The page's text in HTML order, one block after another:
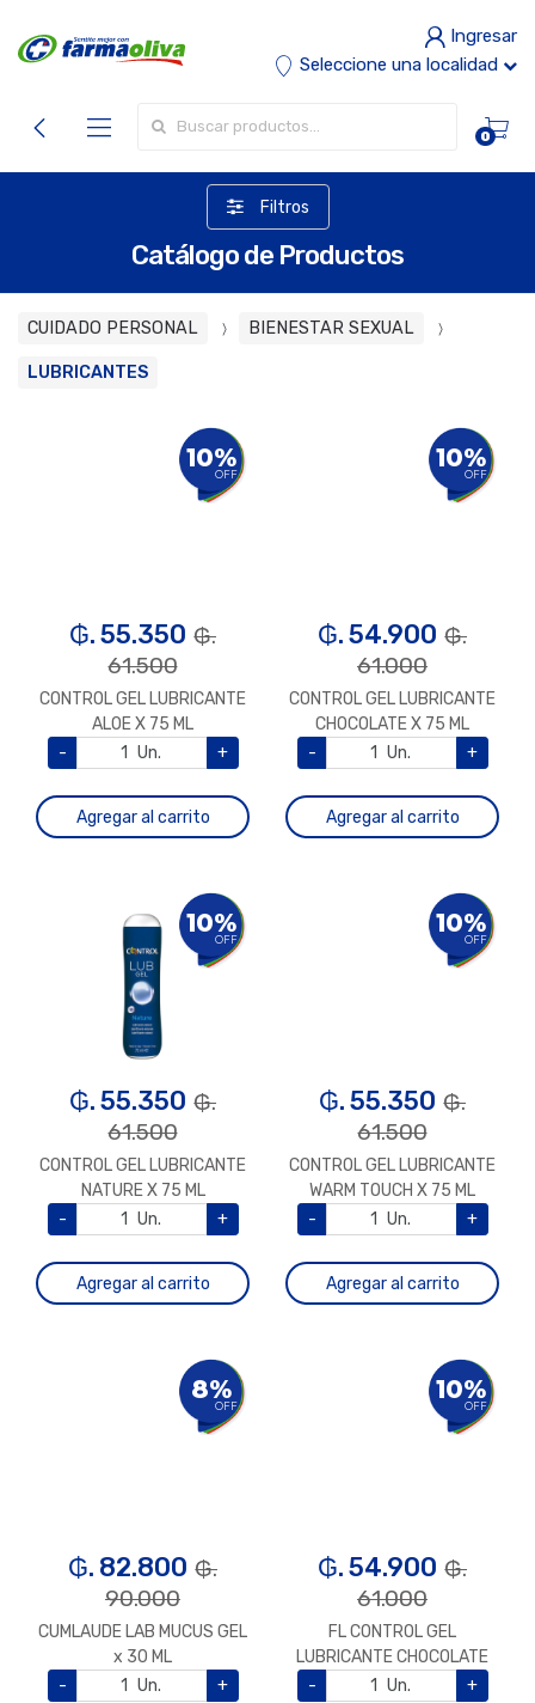
Ingresar
Seleccione una localidad
0
Filtros
Catálogo de Productos
CUIDADO PERSONAL BIENESTAR SEXUAL
LUBRICANTES
10%
OFF
₲. 55.350 ₲.
61.500
CONTROL GEL LUBRICANTE
ALOE X 75 ML
-
Un. +
Agregar al carrito
10%
OFF
₲. 54.900 ₲.
61.000
CONTROL GEL LUBRICANTE
CHOCOLATE X 75 ML
-
Un. +
Agregar al carrito
10%
OFF
₲. 55.350 ₲.
61.500
CONTROL GEL LUBRICANTE
NATURE X 75 ML
-
Un. +
Agregar al carrito
10%
OFF
₲. 55.350 ₲.
61.500
CONTROL GEL LUBRICANTE
WARM TOUCH X 75 ML
-
Un. +
Agregar al carrito
8%
OFF
₲. 82.800 ₲.
90.000
CUMLAUDE LAB MUCUS GEL
x 30 ML
-
Un. +
10%
OFF
₲. 54.900 ₲.
61.000
FL CONTROL GEL
LUBRICANTE CHOCOLATE
75 ML
- Un. +